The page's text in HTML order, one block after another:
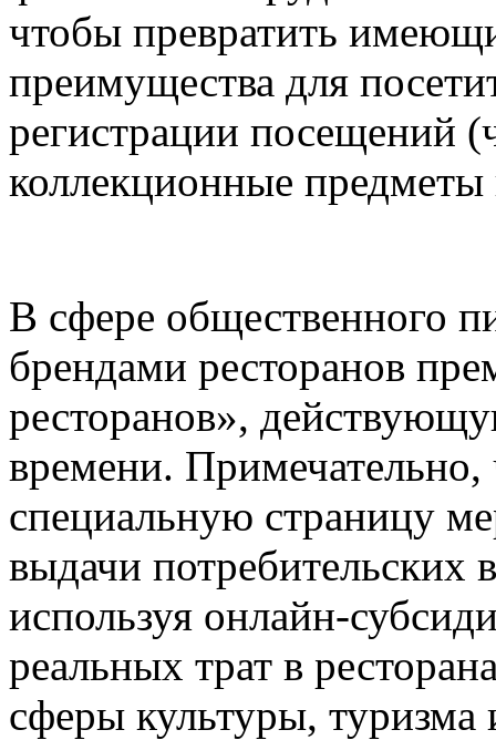
чтобы превратить
преимущества для
регистрации посещений
коллекционные
В сфере общественного
брендами ресторанов
ресторанов»,
времени. Примечательно,
специальную страницу
выдачи потребительских
используя онлайн-
реальных трат в
сферы культуры, туризма